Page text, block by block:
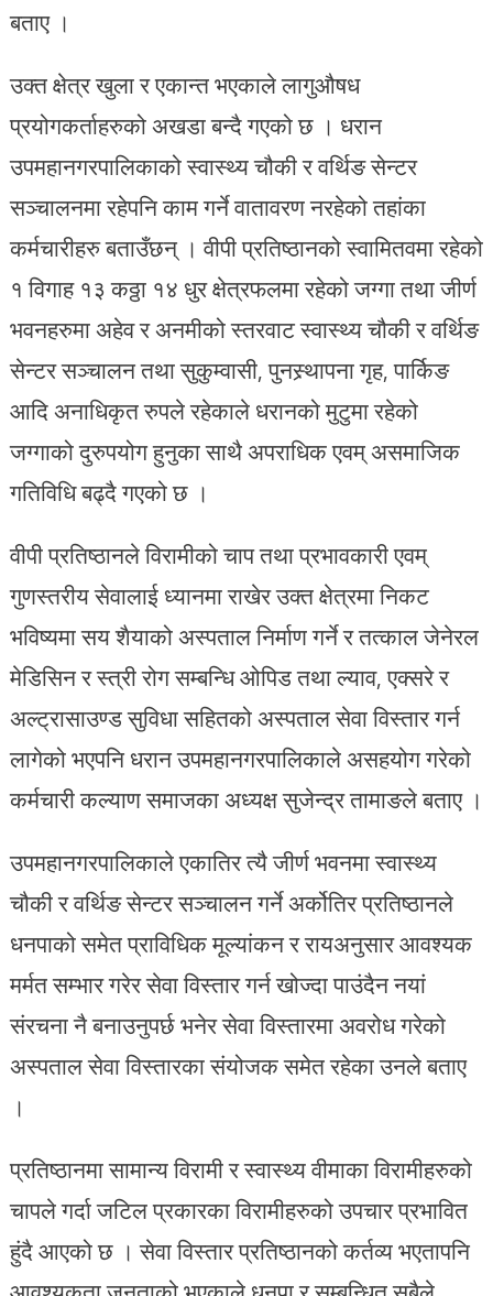
बताए ।
उक्त क्षेत्र खुला र एकान्त भएकाले लागुऔषध
प्रयोगकर्ताहरुको अखडा बन्दै गएको छ । धरान
उपमहानगरपालिकाको स्वास्थ्य चौकी र वर्थिङ सेन्टर
सञ्चालनमा रहेपनि काम गर्ने वातावरण नरहेको तहांका
कर्मचारीहरु बताउँछन् । वीपी प्रतिष्ठानको स्वामितवमा रहेको
१ विगाह १३ कठ्ठा १४ धुर क्षेत्रफलमा रहेको जग्गा तथा जीर्ण
भवनहरुमा अहेव र अनमीको स्तरवाट स्वास्थ्य चौकी र वर्थिङ
सेन्टर सञ्चालन तथा सुकुम्वासी, पुनस्र्थापना गृह, पार्किङ
आदि अनाधिकृत रुपले रहेकाले धरानको मुटुमा रहेको
जग्गाको दुरुपयोग हुनुका साथै अपराधिक एवम् असमाजिक
गतिविधि बढ्दै गएको छ ।
वीपी प्रतिष्ठानले विरामीको चाप तथा प्रभावकारी एवम्
गुणस्तरीय सेवालाई ध्यानमा राखेर उक्त क्षेत्रमा निकट
भविष्यमा सय शैयाको अस्पताल निर्माण गर्ने र तत्काल जेनेरल
मेडिसिन र स्त्री रोग सम्बन्धि ओपिड तथा ल्याव, एक्सरे र
अल्ट्रासाउण्ड सुविधा सहितको अस्पताल सेवा विस्तार गर्न
लागेको भएपनि धरान उपमहानगरपालिकाले असहयोग गरेको
कर्मचारी कल्याण समाजका अध्यक्ष सुजेन्द्र तामाङले बताए ।
उपमहानगरपालिकाले एकातिर त्यै जीर्ण भवनमा स्वास्थ्य
चौकी र वर्थिङ सेन्टर सञ्चालन गर्ने अर्कोतिर प्रतिष्ठानले
धनपाको समेत प्राविधिक मूल्यांकन र रायअनुसार आवश्यक
मर्मत सम्भार गरेर सेवा विस्तार गर्न खोज्दा पाउंदैन नयां
संरचना नै बनाउनुपर्छ भनेर सेवा विस्तारमा अवरोध गरेको
अस्पताल सेवा विस्तारका संयोजक समेत रहेका उनले बताए
।
प्रतिष्ठानमा सामान्य विरामी र स्वास्थ्य वीमाका विरामीहरुको
चापले गर्दा जटिल प्रकारका विरामीहरुको उपचार प्रभावित
हुंदै आएको छ । सेवा विस्तार प्रतिष्ठानको कर्तव्य भएतापनि